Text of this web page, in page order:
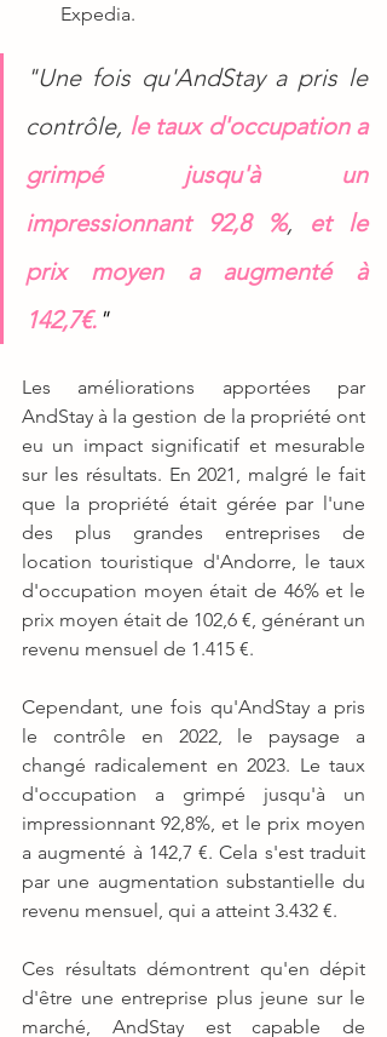
Expedia.
"Une fois qu'AndStay a pris le
contrôle, le taux d'occupation a
grimpé jusqu'à
un
impressionnant 92,8 %, et le
prix moyen a augmenté à
142,7€. "
Les améliorations apportées par
AndStay à la gestion de la propriété ont
eu un impact significatif et mesurable
sur les résultats. En 2021, malgré le fait
que la propriété était gérée par l'une
des plus grandes entreprises de
location touristique d'Andorre, le taux
d'occupation moyen était de 46% et le
prix moyen était de 102,6 €, générant un
revenu mensuel de 1.415 €.
Cependant, une fois qu'AndStay a pris
le contrôle en 2022, le paysage a
changé radicalement en 2023. Le taux
d'occupation a grimpé jusqu'à un
impressionnant 92,8%, et le prix moyen
a augmenté à 142,7 €. Cela s'est traduit
par une augmentation substantielle du
revenu mensuel, qui a atteint 3.432 €.
Ces résultats démontrent qu'en dépit
d'être une entreprise plus jeune sur le
marché, AndStay est capable de